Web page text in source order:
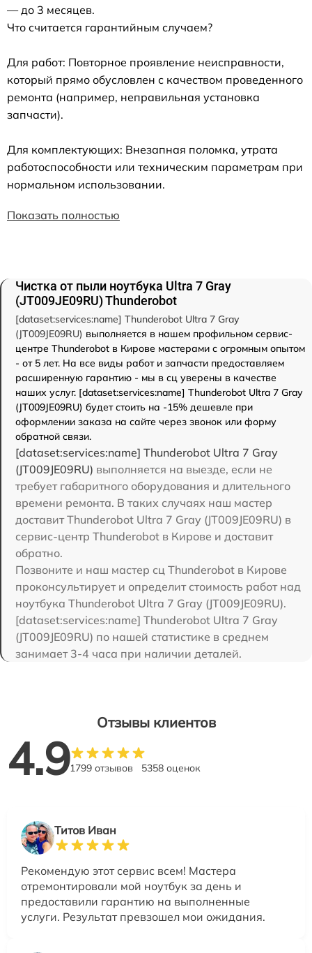
— до 3 месяцев.
Что считается гарантийным случаем?
Для работ: Повторное проявление неисправности,
который прямо обусловлен с качеством проведенного
ремонта (например, неправильная установка
запчасти).
Для комплектующих: Внезапная поломка, утрата
работоспособности или техническим параметрам при
нормальном использовании.
Показать полностью
Чистка от пыли ноутбука Ultra 7 Gray
(JT009JE09RU) Thunderobot
[dataset:services:name] Thunderobot Ultra 7 Gray
(JT009JE09RU) выполняется в нашем профильном сервис-
центре Thunderobot в Кирове мастерами с огромным опытом
- от 5 лет. На все виды работ и запчасти предоставляем
расширенную гарантию - мы в сц уверены в качестве
наших услуг. [dataset:services:name] Thunderobot Ultra 7 Gray
(JT009JE09RU) будет стоить на -15% дешевле при
оформлении заказа на сайте через звонок или форму
обратной связи.
[dataset:services:name] Thunderobot Ultra 7 Gray
(JT009JE09RU) выполняется на выезде, если не
требует габаритного оборудования и длительного
времени ремонта. В таких случаях наш мастер
доставит Thunderobot Ultra 7 Gray (JT009JE09RU) в
сервис-центр Thunderobot в Кирове и доставит
обратно.
Позвоните и наш мастер сц Thunderobot в Кирове
проконсультирует и определит стоимость работ над
ноутбука Thunderobot Ultra 7 Gray (JT009JE09RU).
[dataset:services:name] Thunderobot Ultra 7 Gray
(JT009JE09RU) по нашей статистике в среднем
занимает 3-4 часа при наличии деталей.
Отзывы клиентов
4.91799 отзывов 5358 оценок
Титов Иван
Рекомендую этот сервис всем! Мастера
отремонтировали мой ноутбук за день и
предоставили гарантию на выполненные
услуги. Результат превзошел мои ожидания.